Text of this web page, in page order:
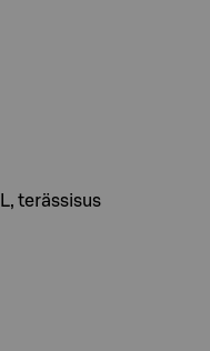
terässisus